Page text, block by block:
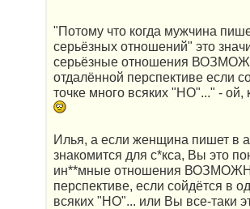
"Потому что когда мужчина
серьёзных отношений" это
серьёзные отношения
отдалённой перспективе если
точке много всяких "НО"..." - ой,
Илья, а если женщина пишет в
знакомится для с*кcа, Вы это
ин**мные отношения
перспективе, если сойдётся в
всяких "НО"... или Вы все-таки